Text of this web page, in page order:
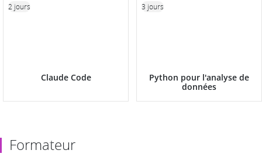
Claude Code
2 jours
Python pour l'analyse de
données
3 jours
Formateur